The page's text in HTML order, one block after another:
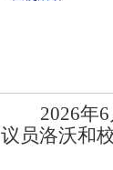
2026年6
议员洛沃和